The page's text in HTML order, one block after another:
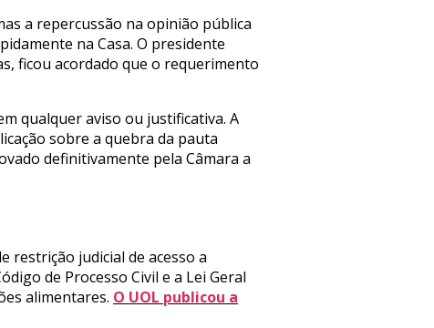
a repercussão na opinião pública
na Casa. O presidente
ficou acordado que o requerimento
qualquer aviso ou justificativa. A
sobre a quebra da pauta
definitivamente pela Câmara a
restrição judicial de acesso a
de Processo Civil e a Lei Geral
alimentares. O UOL publicou a